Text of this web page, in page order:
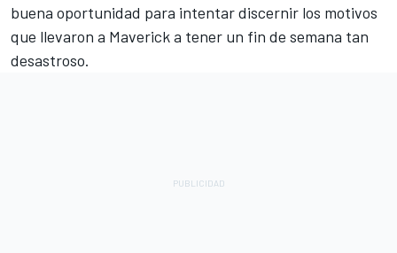
buena oportunidad para intentar discernir los motivos
que llevaron a Maverick a tener un fin de semana tan
desastroso.